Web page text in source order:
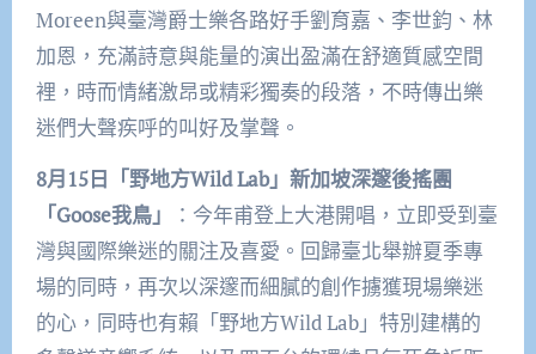
Moreen與臺灣爵士樂各路好手劉育嘉、李世鈞、林
加恩，充滿詩意與能量的演出盈滿在舒適質感空間
裡，時而情緒激昂或精彩獨奏的段落，不時傳出樂
迷們大聲疾呼的叫好及掌聲。
8月15日「野地方Wild Lab」新加坡深邃後搖團
「Goose我鳥」
：今年甫登上大港開唱，立即受到臺
灣與國際樂迷的關注及喜愛。回歸臺北舉辦夏季專
場的同時，再次以深邃而細膩的創作擄獲現場樂迷
的心，同時也有賴「野地方Wild Lab」特別建構的